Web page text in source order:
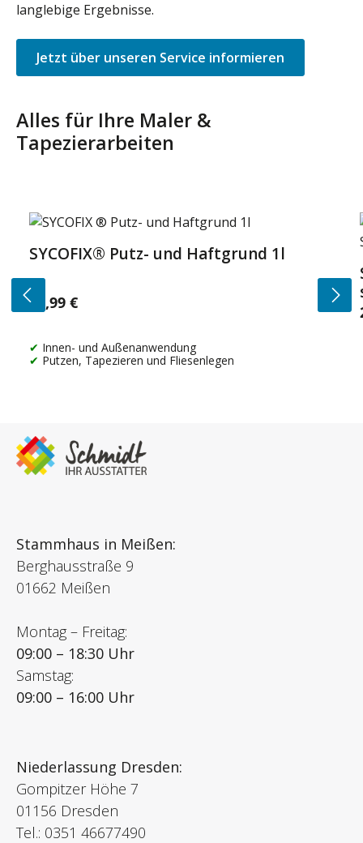
langlebige Ergebnisse.
Jetzt über unseren Service informieren
Alles für Ihre Maler &
Tapezierarbeiten
Produktgalerie überspringen
SYCOFIX® Putz- und Haftgrund 1l
Regulärer Preis:
14,99 €
Innen- und Außenanwendung
Putzen, Tapezieren und Fliesenlegen
Stammhaus in Meißen:
Berghausstraße 9
01662 Meißen
Montag – Freitag:
09:00 – 18:30 Uhr
Samstag:
09:00 – 16:00 Uhr
Niederlassung Dresden:
Gompitzer Höhe 7
01156 Dresden
Tel.: 0351 46677490